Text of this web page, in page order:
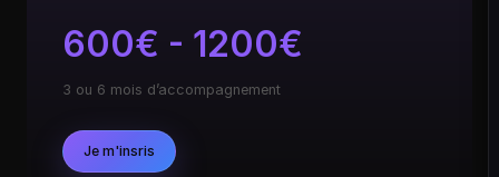
600€ - 1200€
3 ou 6 mois d’accompagnement
Je m'insris